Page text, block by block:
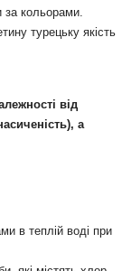
за кольорами.
турецьку якість
від
а
в теплій воді при